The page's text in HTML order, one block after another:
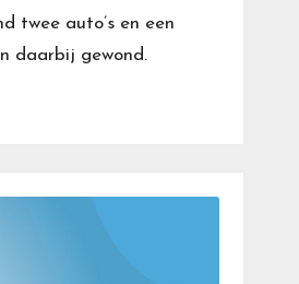
twee auto’s en een
daarbij gewond.